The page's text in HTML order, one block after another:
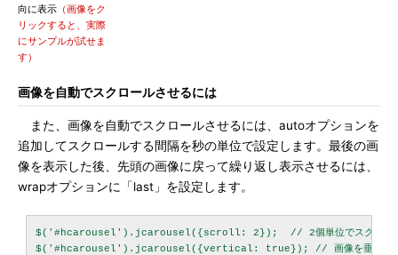
向に表示 （画像をク
リックすると、実際
にサンプルが試せま
す）
画像を自動でスクロールさせるには
また、画像を自動でスクロールさせるには、autoオプションを
追加してスクロールする間隔を秒の単位で設定します。最後の画
像を表示した後、先頭の画像に戻って繰り返し表示させるには、
wrapオプションに「last」を設定します。
$('#hcarousel').jcarousel({scroll: 2});  // 2個単位でスクロー
$('#hcarousel').jcarousel({vertical: true}); // 画像を垂直方向